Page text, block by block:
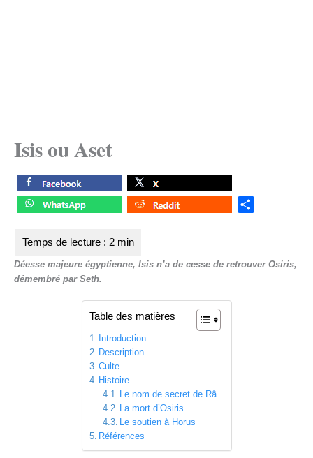
Isis ou Aset
e
Déesse majeure égyptienne, Isis n’a de cesse de retrouver Osiris,
démembré par Seth.
Table des matières
Introduction
Description
Culte
Histoire
Le nom de secret de Râ
La mort d’Osiris
Le soutien à Horus
Références